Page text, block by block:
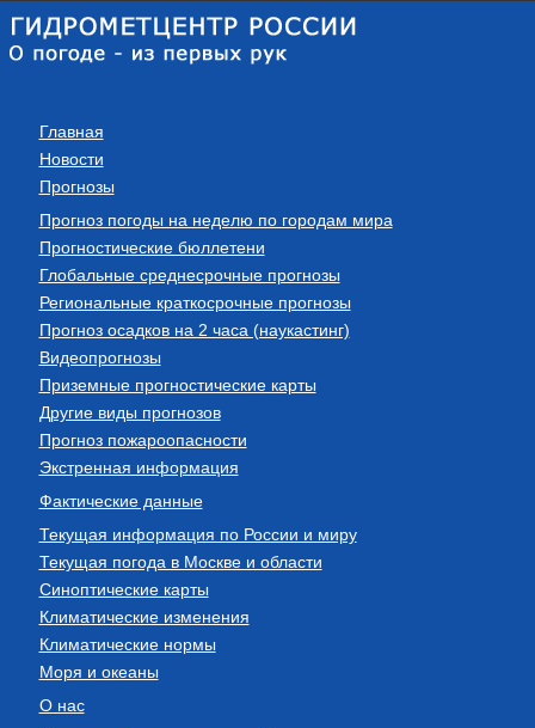
Главная
Новости
Прогнозы
Прогноз погоды на неделю по городам мира
Прогностические бюллетени
Глобальные среднесрочные прогнозы
Региональные краткосрочные прогнозы
Прогноз осадков на 2 часа (наукастинг)
Видеопрогнозы
Приземные прогностические карты
Другие виды прогнозов
Прогноз пожароопасности
Экстренная информация
Фактические данные
Текущая информация по России и миру
Текущая погода в Москве и области
Синоптические карты
Климатические изменения
Климатические нормы
Моря и океаны
О нас